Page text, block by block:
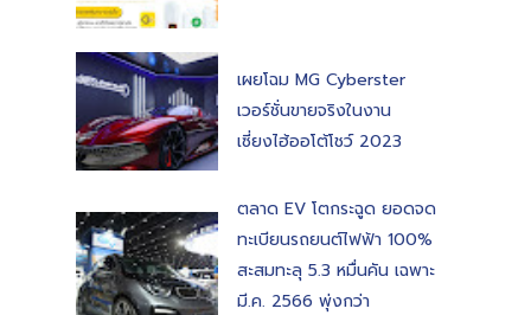
เผยโฉม MG Cyberster
เวอร์ชั่นขายจริงในงาน
เซี่ยงไฮ้ออโต้โชว์ 2023
ตลาด EV โตกระฉูด ยอดจด
ทะเบียนรถยนต์ไฟฟ้า 100%
สะสมทะลุ 5.3 หมื่นคัน เฉพาะ
มี.ค. 2566 พุ่งกว่า